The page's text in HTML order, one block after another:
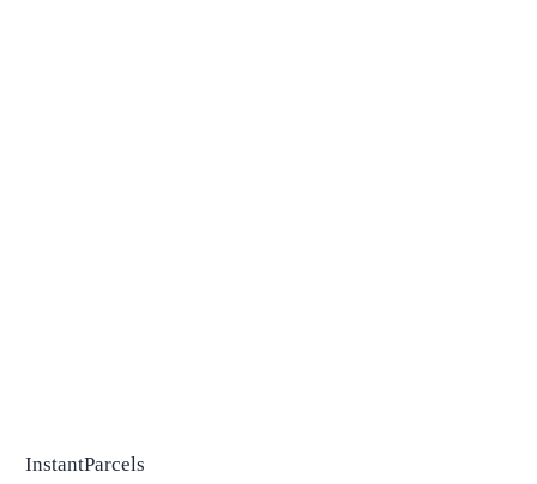
InstantParcels